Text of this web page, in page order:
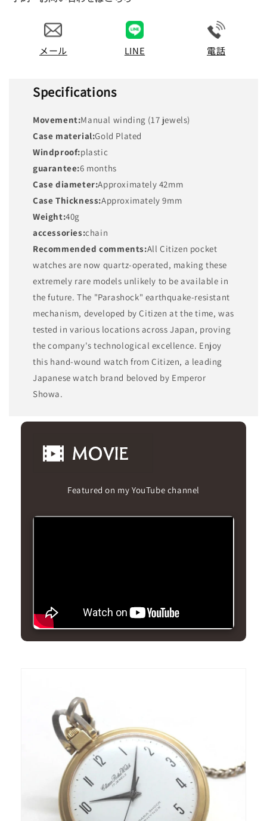
メール LINE 電話
Specifications
Movement:Manual winding (17 jewels)
Case material:Gold Plated
Windproof:plastic
guarantee:6 months
Case diameter:Approximately 42mm
Case Thickness:Approximately 9mm
Weight:40g
accessories:chain
Recommended comments:All Citizen pocket
watches are now quartz-operated, making these
extremely rare models unlikely to be available in
the future. The "Parashock" earthquake-resistant
mechanism, developed by Citizen at the time, was
tested in various locations across Japan, proving
the company's technological excellence. Enjoy
this hand-wound watch from Citizen, a leading
Japanese watch brand beloved by Emperor
Showa.
Featured on my YouTube channel